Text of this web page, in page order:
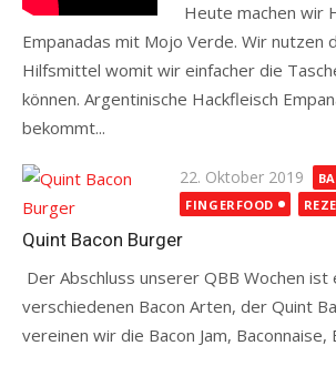
Heute machen wir
Empanadas mit Mojo Verde. Wir nutzen
Hilfsmittel womit wir einfacher die
können. Argentinische Hackfleisch
bekommt...
Posted
on
22. Oktober 2019
FINGERFOOD
Quint Bacon Burger
Der Abschluss unserer QBB Wochen
verschiedenen Bacon Arten, der Quint
vereinen wir die Bacon Jam, Baconnaise,